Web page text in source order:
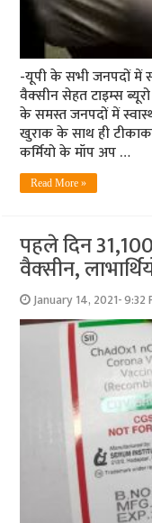
-यूपी के सभी जनपदों में
वैक्‍सीन सेहत टाइम्‍स
के समस्त जनपदों में
खुराक के साथ ही
कर्मियो के मॉप अप …
Read More »
पहले दिन
वैक्‍सीन,
January 14, 2021- 9:32